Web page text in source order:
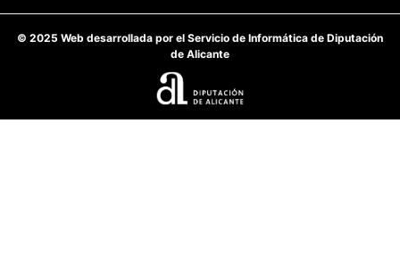
© 2025 Web desarrollada por el Servicio de Informática de Diputación
de Alicante